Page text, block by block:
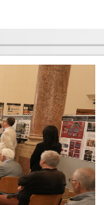
陷
高德
关于
费纠
广汽
合理
退还